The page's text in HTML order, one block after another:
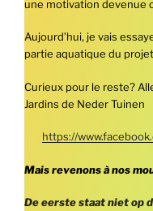
une motivation devenue
Aujourd’hui, je vais
partie aquatique du
Curieux pour le reste?
Jardins de Neder Tuinen
https://
Mais revenons à nos
De eerste staat niet op